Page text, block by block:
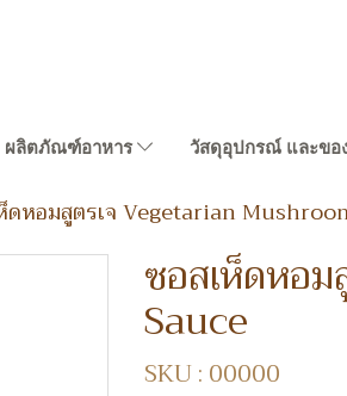
ผลิตภัณฑ์อาหาร วัสดุอุปกรณ์ และขอ
ดหอมสูตรเจ Vegetarian
ซอสเห็ดหอ
Sauce
SKU : 00000